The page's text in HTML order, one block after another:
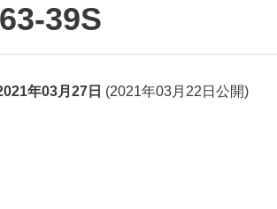
39S
年03月27日 (2021年03月22日 公開)